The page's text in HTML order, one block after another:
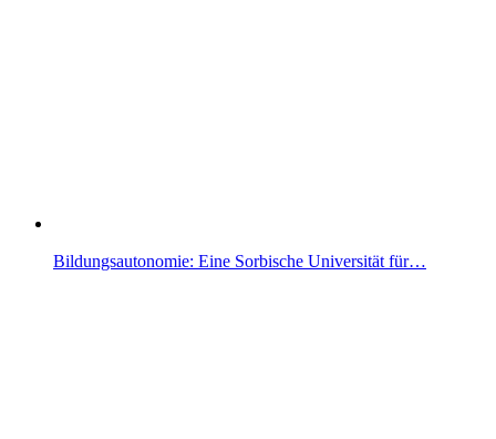
Bildungsautonomie: Eine Sorbische Universität für…